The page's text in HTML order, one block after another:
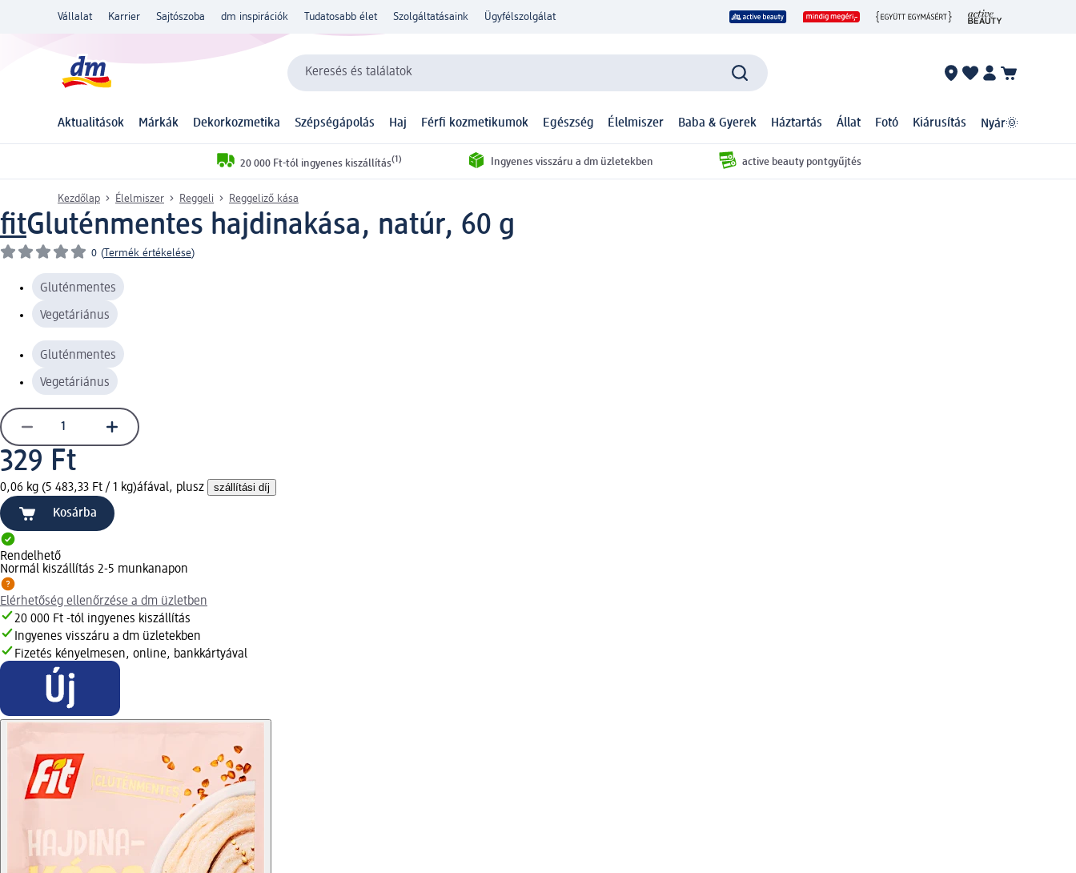
Vállalat Karrier Sajtószoba dm inspirációk Tudatosabb élet Szolgáltatásaink Ügyfélszolgálat
Keresés és találatok
Aktualitások Márkák Dekorkozmetika Szépségápolás Haj Férfi kozmetikumok Egészség Élelmiszer Baba & Gyerek Háztartás Állat Fotó Kiárusítás Nyár🌞
20 000 Ft-tól ingyenes kiszállítás(1) Ingyenes visszáru a dm üzletekben active beauty pontgyűjtés
Kezdőlap Élelmiszer Reggeli Reggeliző kása
fitGluténmentes hajdinakása, natúr, 60 g
0 (Termék értékelése)
Gluténmentes
Vegetáriánus
Gluténmentes
Vegetáriánus
329 Ft
0,06 kg (5 483,33 Ft / 1 kg)áfával, plusz szállítási díj
Kosárba
Rendelhető
Normál kiszállítás 2-5 munkanapon
Elérhetőség ellenőrzése a dm üzletben
20 000 Ft -tól ingyenes kiszállítás
Ingyenes visszáru a dm üzletekben
Fizetés kényelmesen, online, bankkártyával